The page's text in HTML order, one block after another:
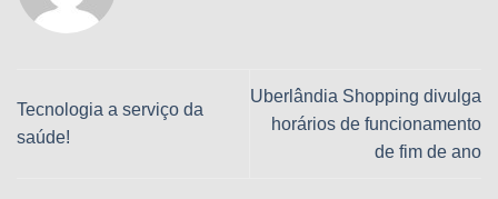
Tecnologia a serviço da
saúde!
Uberlândia Shopping divulga
horários de funcionamento
de fim de ano